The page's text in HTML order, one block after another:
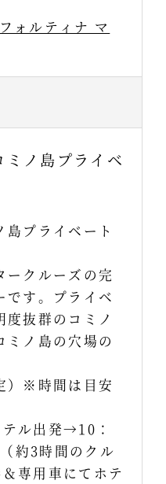
ォルティナ マ
ノ島プライベ
プライベート
ークルーズの完
です。プライベ
抜群のコミノ
ミノ島の穴場の
）※時間は目安
ル出発→10：
約3時間のクル
専用車にてホテ